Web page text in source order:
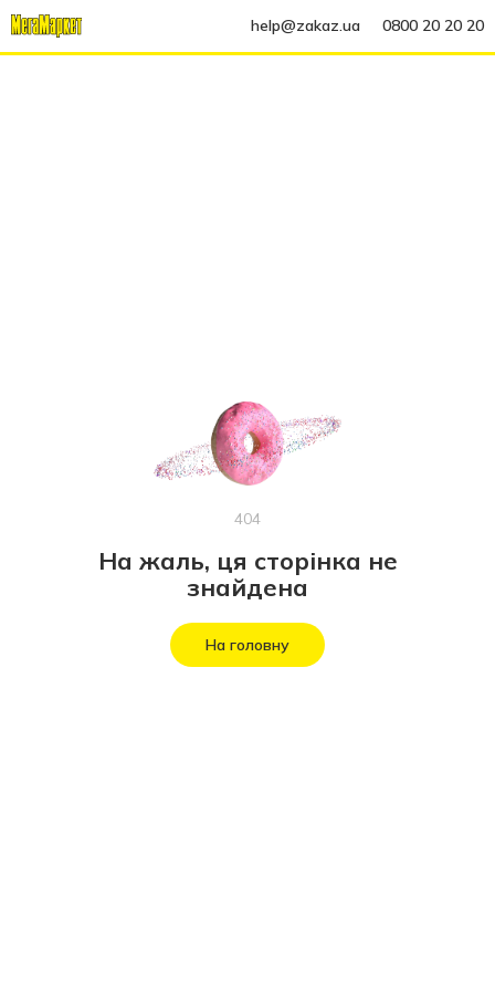
help@zakaz.ua 0800 20 20 20
404
На жаль, ця сторінка не
знайдена
На головну